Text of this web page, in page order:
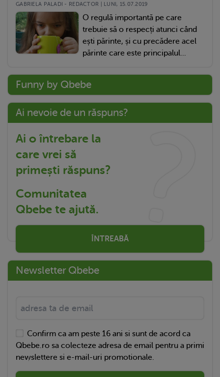
GABRIELA PALADI - REDACTOR | LUNI, 15.07.2019
O regulă importantă pe care
trebuie să o respecți atunci când
ești părinte, și cu precădere acel
părinte care este principalul...
Funny by Qbebe
Ai nevoie de un răspuns?
Ai o întrebare la
care vrei să
primești răspuns?
Comunitatea
Qbebe te ajută.
ÎNTREABĂ
Newsletter Qbebe
Confirm ca am peste 16 ani si sunt de acord ca
Qbebe.ro sa colecteze adresa de email pentru a primi
newslettere si e-mail-uri promotionale.